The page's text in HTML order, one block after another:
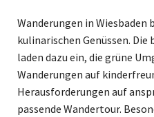
Wanderungen in
kulinarischen Genüssen.
laden dazu ein, die grüne
Wanderungen auf
Herausforderungen auf
passende Wandertour.